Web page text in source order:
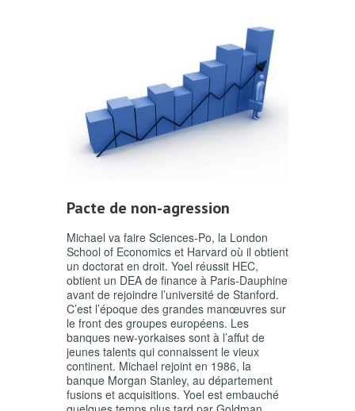
Pacte de non-agression
Michael va faire Sciences-Po, la London
School of Economics et Harvard où il obtient
un doctorat en droit. Yoel réussit HEC,
obtient un DEA de finance à Paris-Dauphine
avant de rejoindre l’université de Stanford.
C’est l’époque des grandes manœuvres sur
le front des groupes européens. Les
banques new-yorkaises sont à l’affut de
jeunes talents qui connaissent le vieux
continent. Michael rejoint en 1986, la
banque Morgan Stanley, au département
fusions et acquisitions. Yoel est embauché